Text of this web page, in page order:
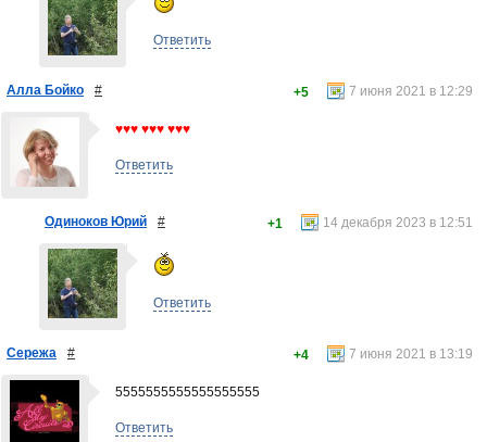
Ответить
Алла Бойко # 7 июня 2021 в 12:29
+5
♥♥♥ ♥♥♥ ♥♥♥
Ответить
Одиноков Юрий # 14 декабря 2023 в 12:51
+1
Ответить
Сережа # 7 июня 2021 в 13:19
+4
5555555555555555555
Ответить